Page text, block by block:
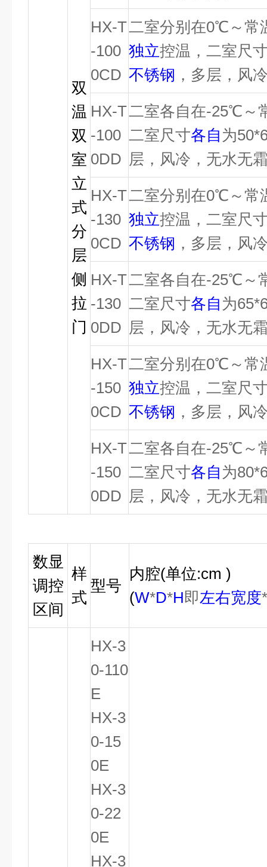
双
温
双
室
立
式
分
层
侧
拉
门
HX-T
-100
0CD
二室分别在0℃～常
独立控温，二室尺
不锈钢 ，多层，风
HX-T
-100
0DD
二室各自在-25℃～
二室尺寸各自 为
层，风冷，无水无
HX-T
-130
0CD
二室分别在0℃～常
独立控温，二室尺
不锈钢 ，多层，风
HX-T
-130
0DD
二室各自在-25℃～
二室尺寸各自 为
层，风冷，无水无
HX-T
-150
0CD
二室分别在0℃～常
独立控温，二室尺
不锈钢 ，多层，风
HX-T
-150
0DD
二室各自在-25℃～
二室尺寸各自 为
层，风冷，无水无
数显
调控
区间
样
式
型号
内腔(单位:cm )
(W*D*H即左右宽度
HX-3
0-110
E
HX-3
0-15
0E
HX-3
0-22
0E
HX-3